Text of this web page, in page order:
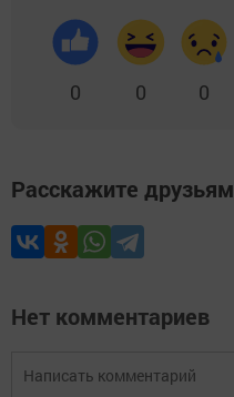
0 0 0
Расскажите друзьям
Нет комментариев